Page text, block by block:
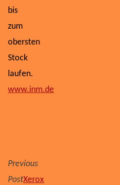
bis
zum
obersten
Stock
laufen.
www.inm.de
Previous
PostXerox